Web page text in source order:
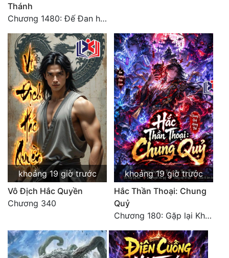
Thánh
Chương 1480: Đế Đan hiện
khoảng 19 giờ trước
Vô Địch Hắc Quyền
Chương 340
khoảng 19 giờ trước
Hắc Thần Thoại: Chung
Quỷ
Chương 180: Gặp lại Khiên Nguyên Phượng